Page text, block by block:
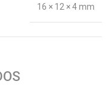
16 × 12 × 4 mm